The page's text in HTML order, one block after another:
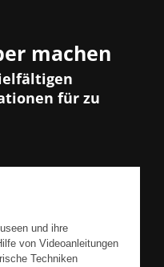
machen
für zu
und ihre
von Videoanleitungen
Techniken